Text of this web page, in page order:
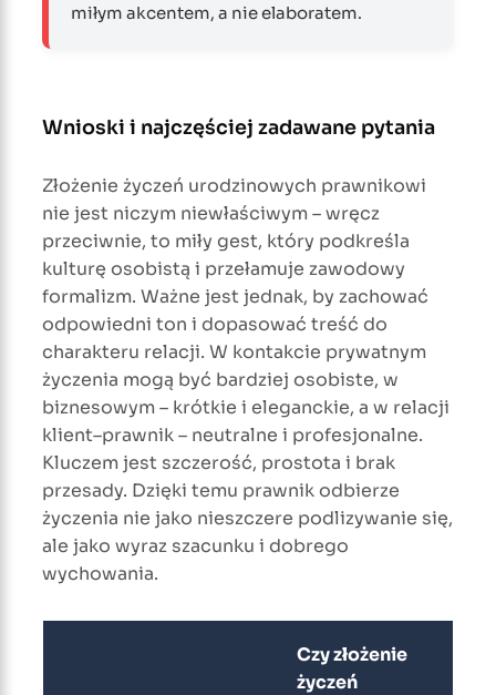
miłym akcentem, a nie elaboratem.
Wnioski i najczęściej zadawane pytania
Złożenie życzeń urodzinowych prawnikowi
nie jest niczym niewłaściwym – wręcz
przeciwnie, to miły gest, który podkreśla
kulturę osobistą i przełamuje zawodowy
formalizm. Ważne jest jednak, by zachować
odpowiedni ton i dopasować treść do
charakteru relacji. W kontakcie prywatnym
życzenia mogą być bardziej osobiste, w
biznesowym – krótkie i eleganckie, a w relacji
klient–prawnik – neutralne i profesjonalne.
Kluczem jest szczerość, prostota i brak
przesady. Dzięki temu prawnik odbierze
życzenia nie jako nieszczere podlizywanie się,
ale jako wyraz szacunku i dobrego
wychowania.
Czy złożenie
życzeń